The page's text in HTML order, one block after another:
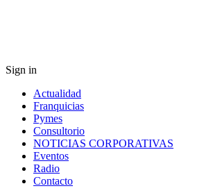
Sign in
Actualidad
Franquicias
Pymes
Consultorio
NOTICIAS CORPORATIVAS
Eventos
Radio
Contacto